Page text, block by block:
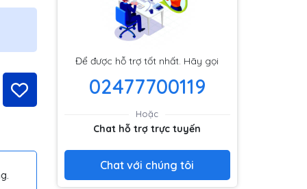
Để được hỗ trợ tốt nhất. Hãy gọi
02477700119
Hoặc
Chat hỗ trợ trực tuyến
Chat với chúng tôi